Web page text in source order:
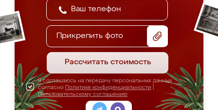
Прикрепить фото
Рассчитать стоимость
Я соглашаюсь на передачу персональных данных
согласно Политике конфиденциальности
Пользовательскому соглашению